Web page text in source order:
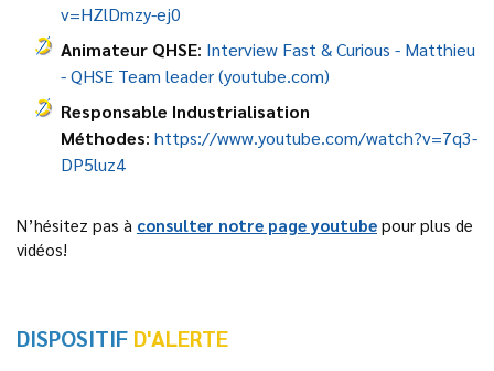
v=HZlDmzy-ej0
Animateur QHSE: Interview Fast & Curious - Matthieu
- QHSE Team leader (youtube.com)
Responsable Industrialisation
Méthodes: https://www.youtube.com/watch?v=7q3-
DP5luz4
N’hésitez pas à consulter notre page youtube pour plus de
vidéos!
DISPOSITIF D'ALERTE